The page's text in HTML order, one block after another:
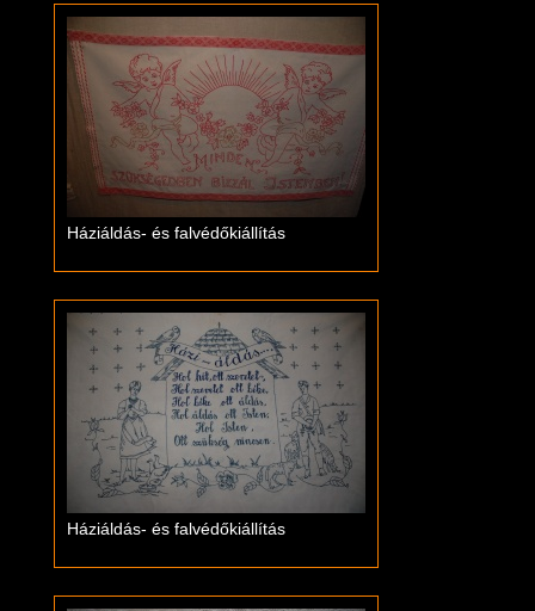
Háziáldás- és falvédőkiállítás
Háziáldás- és falvédőkiállítás